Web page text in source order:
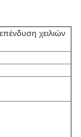
χειλιών